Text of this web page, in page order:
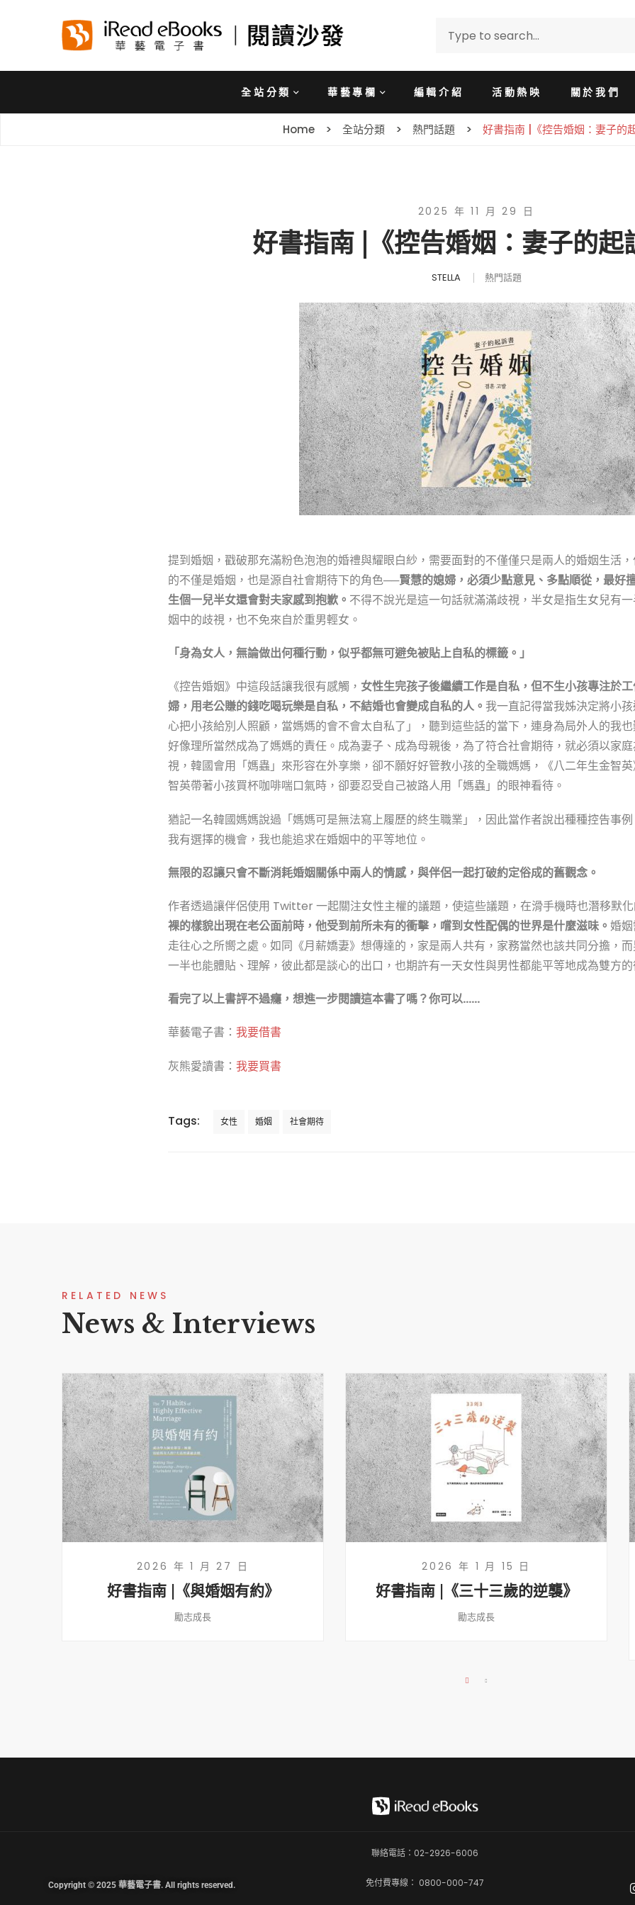
全站分類 華藝專欄 編輯介紹 活動熱映 關於我們
Home 全站分類 熱門話題 好書指南 |《控告婚姻：妻子的
2025 年 11 月 29 日
好書指南 |《控告婚姻：妻子的起
STELLA 熱門話題
提到婚姻，戳破那充滿粉色泡泡的婚禮與耀眼白紗，需要面對的不僅僅只是兩人的婚姻生活
的不僅是婚姻，也是源自社會期待下的角色──賢慧的媳婦，必須少點意見、多點順從，最好
生個一兒半女還會對夫家感到抱歉。 不得不說光是這一句話就滿滿歧視，半女是指生女兒有
姻中的歧視，也不免來自於重男輕女。
「身為女人，無論做出何種行動，似乎都無可避免被貼上自私的標籤。」
《控告婚姻》中這段話讓我很有感觸， 女性生完孩子後繼續工作是自私，但不生小孩專注於
婦，用老公賺的錢吃喝玩樂是自私，不結婚也會變成自私的人。 我一直記得當我姊決定將小
心把小孩給別人照顧，當媽媽的會不會太自私了」，聽到這些話的當下，連身為局外人的我
好像理所當然成為了媽媽的責任。成為妻子、成為母親後，為了符合社會期待，就必須以家
視，韓國會用「媽蟲」來形容在外享樂，卻不願好好管教小孩的全職媽媽，《八二年生金智
智英帶著小孩買杯咖啡喘口氣時，卻要忍受自己被路人用「媽蟲」的眼神看待。
猶記一名韓國媽媽說過「媽媽可是無法寫上履歷的終生職業」，因此當作者說出種種控告事
我有選擇的機會，我也能追求在婚姻中的平等地位。
無限的忍讓只會不斷消耗婚姻關係中兩人的情感，與伴侶一起打破約定俗成的舊觀念。
作者透過讓伴侶使用 Twitter 一起關注女性主權的議題，使這些議題，在滑手機時也潛移默化
裸的樣貌出現在老公面前時，他受到前所未有的衝擊，嚐到女性配偶的世界是什麼滋味。 婚
走往心之所嚮之處。如同《月薪嬌妻》想傳達的，家是兩人共有，家務當然也該共同分擔，
一半也能體貼、理解，彼此都是談心的出口，也期許有一天女性與男性都能平等地成為雙方的
看完了以上書評不過癮，想進一步閱讀這本書了嗎？你可以……
華藝電子書： 我要借書
灰熊愛讀書： 我要買書
Tags: 女性 婚姻 社會期待
RELATED NEWS
News & Interviews
2026 年 1 月 27 日
好書指南 |《與婚姻有約》
勵志成長
2026 年 1 月 15 日
好書指南 |《三十三歲的逆襲》
勵志成長
聯絡電話：02-2926-6006
免付費專線： 0800-000-747
Copyright © 2025 華藝電子書. All rights reserved.